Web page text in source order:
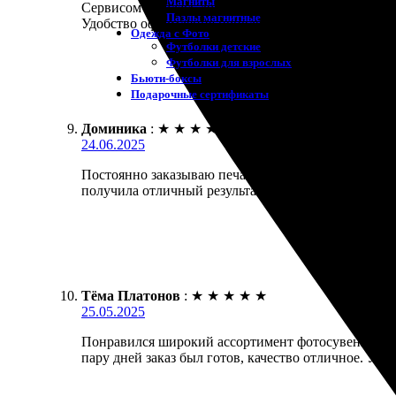
Пазлы магнитные
Одежда с Фото
Футболки детские
Футболки для взрослых
Бьюти-боксы
Подарочные сертификаты
Сервисом осталась довольна. Задала параметры,
Удобство оформления привлекает внимание.
Доминика : ★ ★ ★ ★
24.06.2025
Постоянно заказываю печать фотографий в этом
получила отличный результат! Рекомендую всем!
Тёма Платонов : ★ ★ ★ ★ ★
25.05.2025
Понравился широкий ассортимент
пару дней заказ был готов, качество отличное.